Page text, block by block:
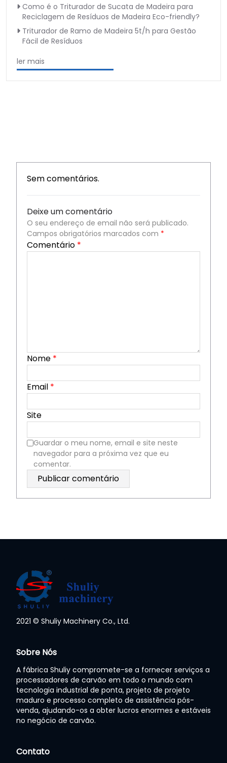
Como é o Triturador de Sucata de Madeira para
Reciclagem de Resíduos de Madeira Eco-friendly?
Triturador de Ramo de Madeira 5t/h para Gestão
Fácil de Resíduos
ler mais
Sem comentários.
Deixe um comentário
O seu endereço de email não será publicado.
Campos obrigatórios marcados com *
Comentário *
Nome *
Email *
Site
Guardar o meu nome, email e site neste
navegador para a próxima vez que eu
comentar.
2021 © Shuliy Machinery Co., Ltd.
Sobre Nós
A fábrica Shuliy compromete-se a fornecer serviços a
processadores de carvão em todo o mundo com
tecnologia industrial de ponta, projeto de projeto
maduro e processo completo de assistência pós-
venda, ajudando-os a obter lucros enormes e estáveis
no negócio de carvão.
Contato
Email